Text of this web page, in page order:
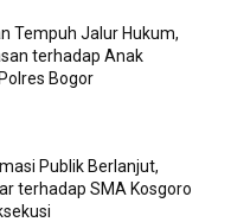
Tempuh Jalur Hukum,
terhadap Anak
Bogor
Publik Berlanjut,
terhadap SMA Kosgoro